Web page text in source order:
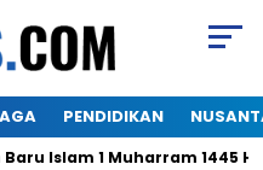
PENDIDIKAN
Islam 1 Muharram 1445